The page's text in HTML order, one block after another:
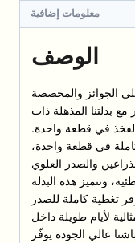
معلومات إضافية
الوصف
الجوائز والمخصصة
بدلتنا المذهلة ذات
في قطعة واحدة.
في قطعة واحدة،
والصدر العلوي
وتتميز هذه البدلة
تغطية كاملة للصدر
لأيام طويلة داخل
عالي الجودة يوفّر